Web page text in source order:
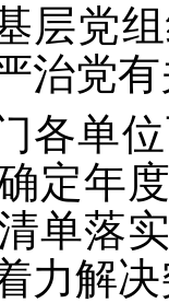
层党
治党
各单
定年
单落
力解